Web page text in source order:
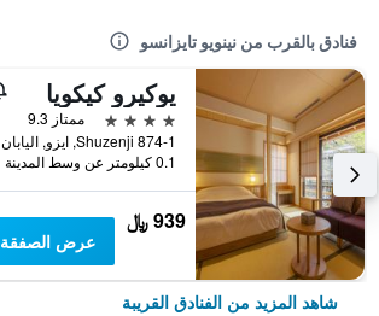
فنادق بالقرب من نينويو تايزانسو
يوكيرو كيكويا
4 نجوم
ممتاز 9.3
874-1 Shuzenji, ايزو, اليابان
0.1 كيلومتر عن وسط المدينة
939 ﷼
عرض الصفقة
شاهد المزيد من الفنادق القريبة